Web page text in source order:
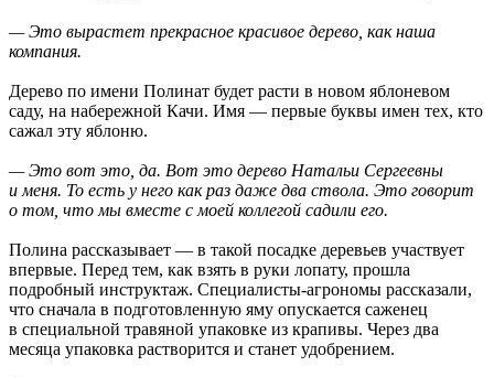
— Это вырастет прекрасное красивое дерево, как наша
компания.
Дерево по имени Полинат будет расти в новом яблоневом
саду, на набережной Качи. Имя — первые буквы имен тех, кто
сажал эту яблоню.
— Это вот это, да. Вот это дерево Натальи Сергеевны
и меня. То есть у него как раз даже два ствола. Это говорит
о том, что мы вместе с моей коллегой садили его.
Полина рассказывает — в такой посадке деревьев участвует
впервые. Перед тем, как взять в руки лопату, прошла
подробный инструктаж. Специалисты-агрономы рассказали,
что сначала в подготовленную яму опускается саженец
в специальной травяной упаковке из крапивы. Через два
месяца упаковка растворится и станет удобрением.